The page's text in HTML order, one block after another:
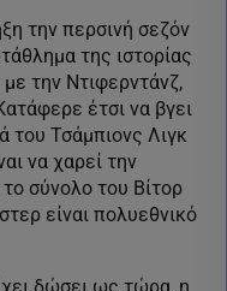
την περσινή σεζόν
της ιστορίας
την Ντιφερντάνζ,
έτσι να βγει
του Τσάμπιονς Λιγκ
να χαρεί την
σύνολο του Βίτορ
είναι πολυεθνικό